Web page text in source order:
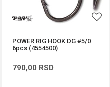
POWER RIG HOOK DG #5/0
6pcs (4554500)
790,00 RSD